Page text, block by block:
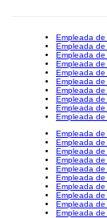
Empleada
Empleada de
Empleada
Empleada
Empleada
Empleada
Empleada de
Empleada
Empleada
Empleada
Empleada
Empleada
Empleada
Empleada
Empleada
Empleada
Empleada
Empleada
Empleada
Empleada